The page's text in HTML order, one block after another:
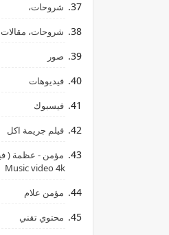
شروحات،
شروحات، مقالات
صور
فيديوهات
فيسبوك
فيلم جريمة اكل
Music video 4k
مؤمن علام
محتوي تقني